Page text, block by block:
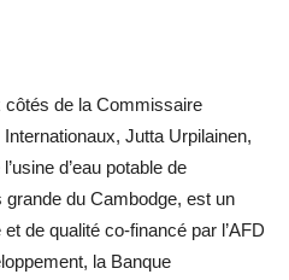
côtés de la Commissaire
Jutta Urpilainen,
d’eau potable de
du Cambodge, est un
de qualité co-financé par l’AFD
la Banque